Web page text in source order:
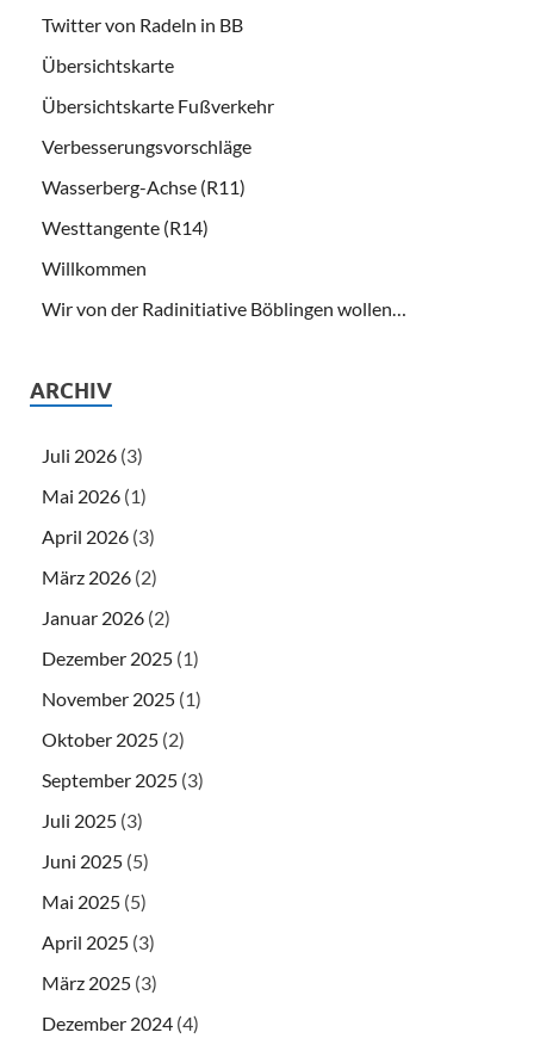
Twitter von Radeln in BB
Übersichtskarte
Übersichtskarte Fußverkehr
Verbesserungsvorschläge
Wasserberg-Achse (R11)
Westtangente (R14)
Willkommen
Wir von der Radinitiative Böblingen wollen…
ARCHIV
Juli 2026 (3)
Mai 2026 (1)
April 2026 (3)
März 2026 (2)
Januar 2026 (2)
Dezember 2025 (1)
November 2025 (1)
Oktober 2025 (2)
September 2025 (3)
Juli 2025 (3)
Juni 2025 (5)
Mai 2025 (5)
April 2025 (3)
März 2025 (3)
Dezember 2024 (4)